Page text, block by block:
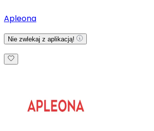
Apleona
Nie zwlekaj z aplikacją!